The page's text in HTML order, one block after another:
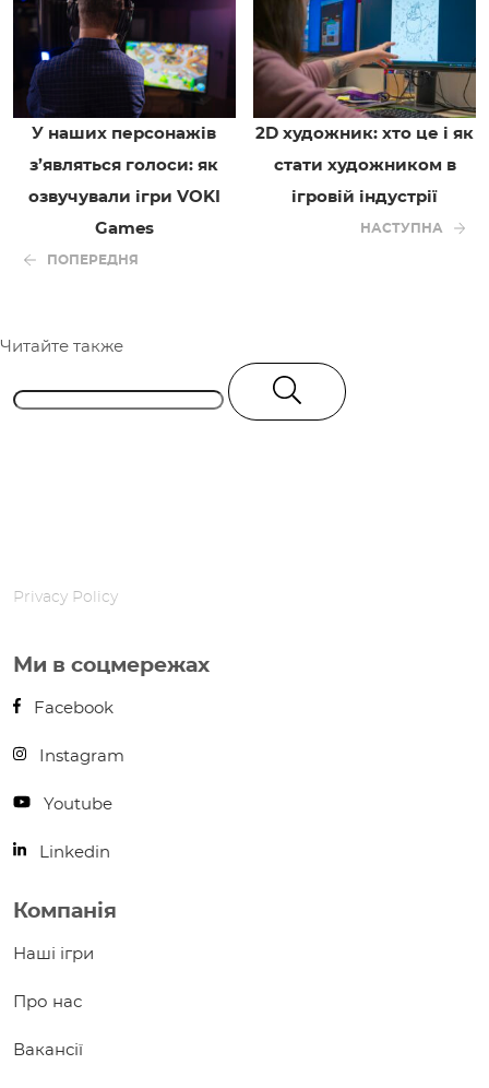
У наших персонажів
з’являться голоси: як
озвучували ігри VOKI
Games
ПОПЕРЕДНЯ
2D художник: хто це і як
стати художником в
ігровій індустрії
НАСТУПНА
Читайте также
Privacy Policy
Ми в соцмережах
Facebook
Instagram
Youtube
Linkedin
Компанія
Наші ігри
Про нас
Вакансії